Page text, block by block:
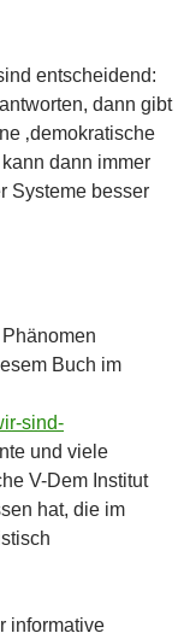
entscheidend:
dann gibt
‚demokratische
dann immer
Systeme besser
Buch im
sind-
und viele
V-Dem Institut
hat, die im
informative